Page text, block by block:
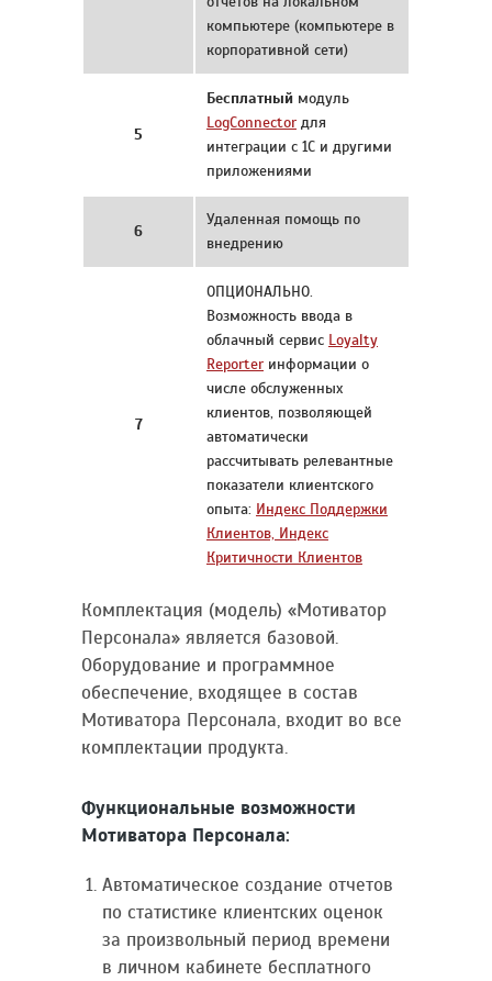
компьютере (компьютере в
корпоративной сети)
5
Бесплатный модуль
LogConnector для
интеграции с 1С и другими
приложениями
6
Удаленная помощь по
внедрению
7
ОПЦИОНАЛЬНО.
Возможность ввода в
облачный сервис Loyalty
Reporter информации о
числе обслуженных
клиентов, позволяющей
автоматически
рассчитывать релевантные
показатели клиентского
опыта: Индекс Поддержки
Клиентов, Индекс
Критичности Клиентов
Комплектация (модель) «Мотиватор
Персонала» является базовой.
Оборудование и программное
обеспечение, входящее в состав
Мотиватора Персонала, входит во все
комплектации продукта.
Функциональные возможности
Мотиватора Персонала:
Автоматическое создание отчетов
по статистике клиентских оценок
за произвольный период времени
в личном кабинете бесплатного